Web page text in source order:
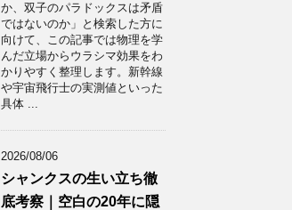
か、双子のパラドックスは矛盾
ではないのか」と検索した方に
向けて、この記事では物理を学
んだ立場からウラシマ効果をわ
かりやすく整理します。新幹線
や宇宙飛行士の実測値といった
具体 ...
2026/08/06
シャンクスの生い立ち徹
底考察｜空白の20年に隠